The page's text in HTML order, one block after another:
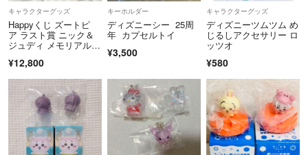
キャラクターグッズ
Happyくじ ズートピ
ア ラスト賞 ニック＆
ジュディ メモリアルフ
¥12,800
キーホルダー
ディズニーシー 25周
年 カプセルトイ
¥3,500
キャラクターグッズ
ディズニーツムツム め
じるしアクセサリー ロ
ッツオ
¥580